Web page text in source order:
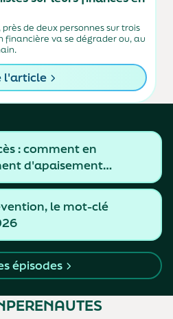
de deux personnes sur trois
financière va se dégrader ou, au
l'article
: comment en
d'apaisement
des liens
le mot-clé
épisodes